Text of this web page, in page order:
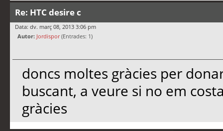
Re: HTC desire c
Data: dv. març 08, 2013 3:06 pm
Autor: Jordispor(Entrades: 1)
doncs moltes gràcies per
buscant, a veure si no em
gràcies